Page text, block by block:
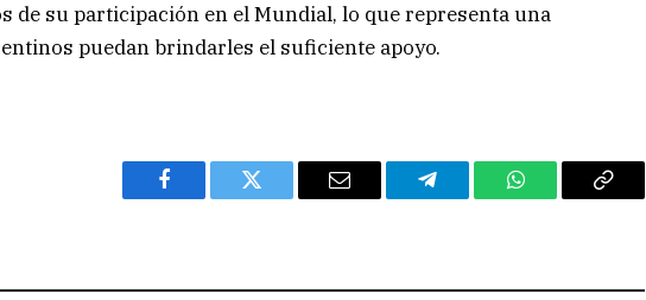
de su participación en el Mundial, lo que representa una
puedan brindarles el suficiente apoyo.
Facebook Twitter Email Telegram WhatsAppCopy